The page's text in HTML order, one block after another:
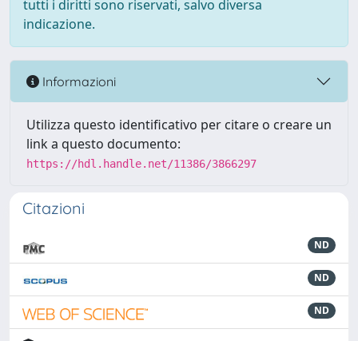
tutti i diritti sono riservati, salvo diversa
indicazione.
Informazioni
Utilizza questo identificativo per citare o creare un
link a questo documento:
https://hdl.handle.net/11386/3866297
Citazioni
ND
ND
ND